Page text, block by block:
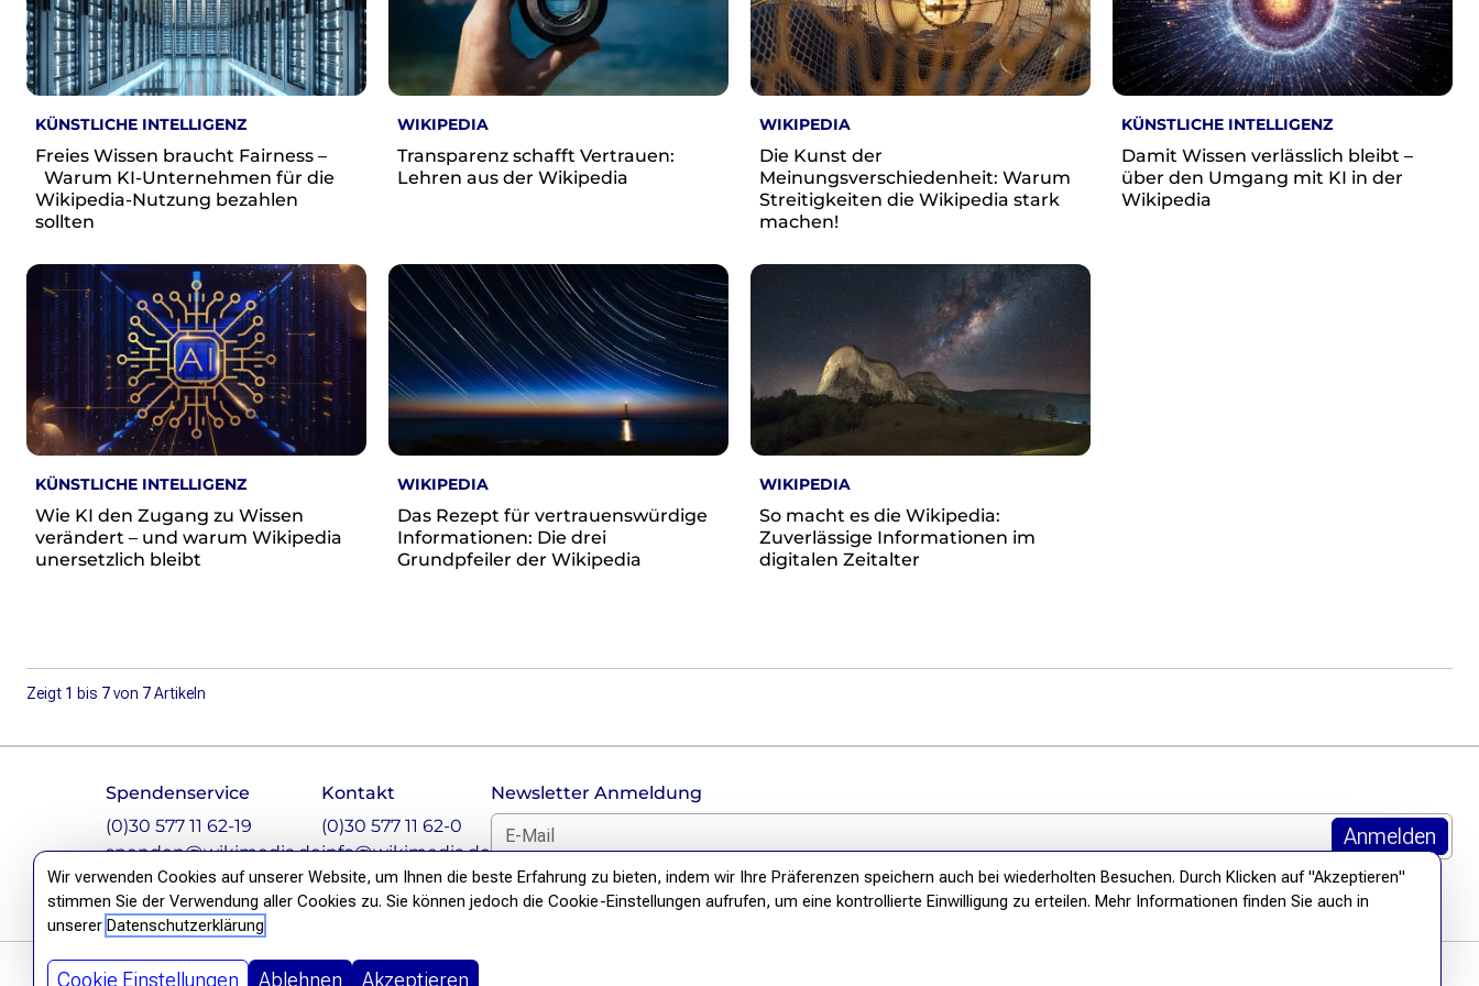
Wikimedia Deutschland wird 20!
Projekte
Featured
Wikipedia
Wikidata
Wikimedia Commons
Initiativen für freies Wisses
Bündnis F5
Das ABC des Freien Wissens
Das WikiLibrary Manifest
GLAM – Kultur- und Gedächtnisinstitutionen
Lizenzhinweisgenerator
Monsters of Law
Offene Kulturdaten
re•shape
Verschlusssache Prüfung
Wissen. Macht. Gerechtigkeit.
Wikisource
Verein
Unsere Werte
Strategische Ausrichtung 2030
Ansprechpartner*innen
Transparenz
KÜNSTLICHE INTELLIGENZ
Freies Wissen braucht Fairness –
Warum KI-Unternehmen für die
Wikipedia-Nutzung bezahlen
sollten
WIKIPEDIA
Transparenz schafft Vertrauen:
Lehren aus der Wikipedia
WIKIPEDIA
Die Kunst der
Meinungsverschiedenheit: Warum
Streitigkeiten die Wikipedia stark
machen!
KÜNSTLICHE INTELLIGENZ
Damit Wissen verlässlich bleibt –
über den Umgang mit KI in der
Wikipedia
KÜNSTLICHE INTELLIGENZ
Wie KI den Zugang zu Wissen
verändert – und warum Wikipedia
unersetzlich bleibt
WIKIPEDIA
Das Rezept für vertrauenswürdige
Informationen: Die drei
Grundpfeiler der Wikipedia
WIKIPEDIA
So macht es die Wikipedia:
Zuverlässige Informationen im
digitalen Zeitalter
Zeigt 1 bis 7von 7Artikeln
Facebook
Mastodon
Spendenservice
(0)30 577 11 62-19
spenden@wikimedia.de
Kontakt
(0)30 577 11 62-0
info@wikimedia.de
Newsletter Anmeldung
E-Mail für Newsletter *
DSGVO Hinweis
Wir verwenden Cookies auf unserer Website, um Ihnen die beste Erfahrung zu bieten, indem wir Ihre Präferenzen speichern auch bei wiederholten Besuchen. Durch Klicken auf "Akzeptieren"
stimmen Sie der Verwendung aller Cookies zu. Sie können jedoch die Cookie-Einstellungen aufrufen, um eine kontrollierte Einwilligung zu erteilen. Mehr Informationen finden Sie auch in
unserer Datenschutzerklärung
Cookie Einstellungen Ablehnen Akzeptieren